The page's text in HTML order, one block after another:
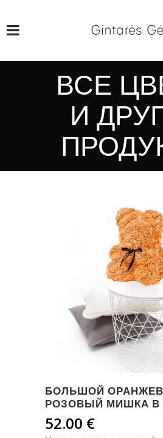
ВСЕ
И
БОЛЬШОЙ
РОЗОВЫЙ МИШКА В
52.00 €